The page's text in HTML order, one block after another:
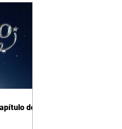
de